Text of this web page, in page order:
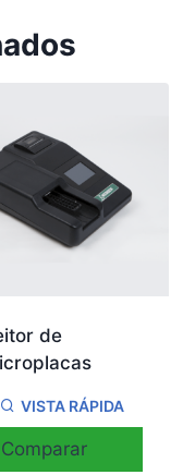
de
VISTA RÁPIDA
Comparar